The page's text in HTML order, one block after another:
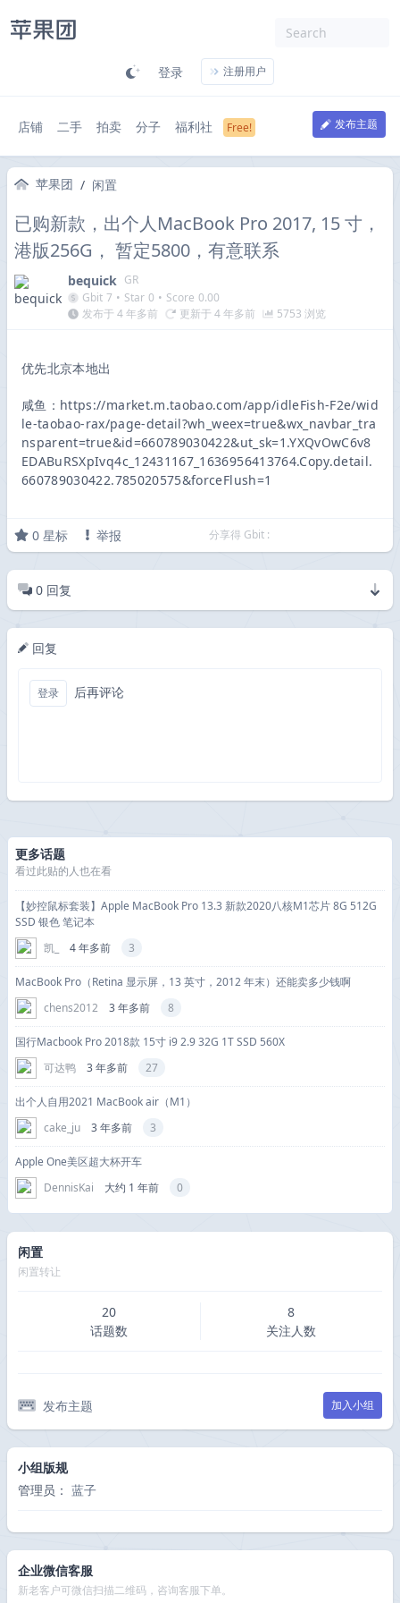
登录 注册用户
店铺 二手 拍卖 分子 福利社 发布主题
苹果团 / 闲置
已购新款，出个人MacBook Pro 2017, 15 寸，
港版256G， 暂定5800，有意联系
bequick GR
Gbit 7 • Star 0 • Score 0.00
发布于 4 年多前
更新于 4 年多前 5753 浏览
优先北京本地出
咸鱼：https://market.m.taobao.com/app/idleFish-F2e/wid
le-taobao-rax/page-detail?wh_weex=true&wx_navbar_tra
nsparent=true&id=660789030422&ut_sk=1.YXQvOwC6v8
EDABuRSXpIvq4c_12431167_1636956413764.Copy.detail.
660789030422.785020575&forceFlush=1
0 星标 举报 分享得 Gbit :
0 回复
回复
登录 后再评论
更多话题
看过此贴的人也在看
【妙控鼠标套装】Apple MacBook Pro 13.3 新款2020八核M1芯片 8G 512G
SSD 银色 笔记本
凯_
4 年多前 3
MacBook Pro（Retina 显示屏，13 英寸，2012 年末）还能卖多少钱啊
chens2012
3 年多前 8
国行Macbook Pro 2018款 15寸 i9 2.9 32G 1T SSD 560X
可达鸭
3 年多前 27
出个人自用2021 MacBook air（M1）
cake_ju
3 年多前 3
Apple One美区超大杯开车
DennisKai
大约 1 年前 0
闲置
闲置转让
20
话题数
8
关注人数
发布主题 加入小组
小组版规
管理员： 蓝子
企业微信客服
新老客户可微信扫描二维码，咨询客服下单。